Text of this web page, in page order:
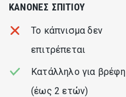
ΚΑΝΌΝΕΣ ΣΠΙΤΙΟΎ
Το κάπνισμα δεν
επιτρέπεται
Κατάλληλο για βρέφη
(έως 2 ετών)